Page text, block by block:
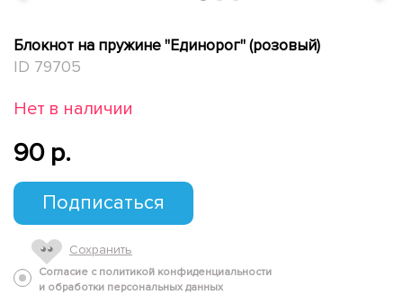
Блокнот на пружине "Единорог" (розовый)
ID 79705
Нет в наличии
90 p.
Подписаться
Сохранить
Согласие с политикой конфиденциальности
и обработки персональных данных